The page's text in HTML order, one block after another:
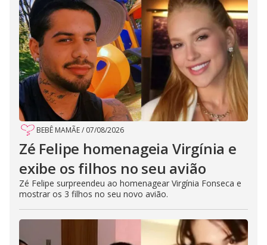
BEBÊ MAMÃE/ 07/08/2026
Zé Felipe homenageia Virgínia e
exibe os filhos no seu avião
Zé Felipe surpreendeu ao homenagear Virgínia Fonseca e
mostrar os 3 filhos no seu novo avião.